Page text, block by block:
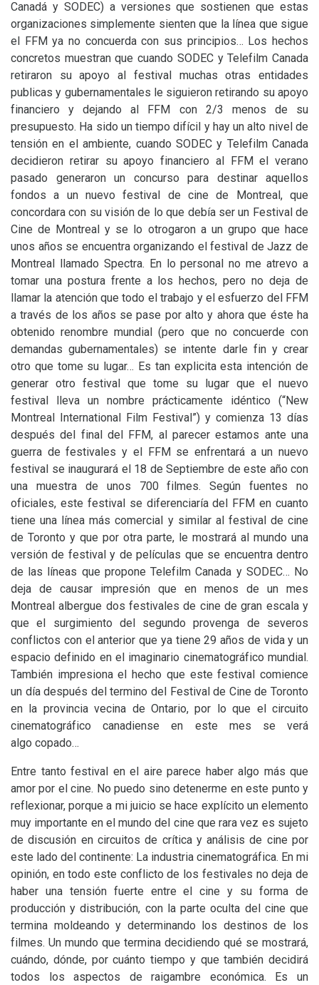
Canadá y SODEC) a versiones que sostienen que estas
organizaciones simplemente sienten que la línea que sigue
el FFMya no concuerda con sus principios… Los hechos
concretos muestran que cuando SODECy Telefilm Canada
retiraron su apoyo al festival muchas otras entidades
publicas y gubernamentales le siguieron retirando su apoyo
financiero y dejando al FFM con 2/3 menos de su
presupuesto. Ha sido un tiempo difícil y hay un alto nivel de
tensión en el ambiente, cuando SODECy Telefilm Canada
decidieron retirar su apoyo financiero al FFMel verano
pasado generaron un concurso para destinar aquellos
fondos a un nuevo festival de cine de Montreal, que
concordara con su visión de lo que debía ser un Festival de
Cine de Montreal y se lo otrogaron a un grupo que hace
unos años se encuentra organizando el festival de Jazz de
Montreal llamado Spectra. En lo personal no me atrevo a
tomar una postura frente a los hechos, pero no deja de
llamar la atención que todo el trabajo y el esfuerzo del FFM
a través de los años se pase por alto y ahora que éste ha
obtenido renombre mundial (pero que no concuerde con
demandas gubernamentales) se intente darle fin y crear
otro que tome su lugar… Es tan explicita esta intención de
generar otro festival que tome su lugar que el nuevo
festival lleva un nombre prácticamente idéntico (“New
Montreal International Film Festival”) y comienza 13 días
después del final del FFM, al parecer estamos ante una
guerra de festivales y el FFMse enfrentará a un nuevo
festival se inaugurará el 18 de Septiembre de este año con
una muestra de unos 700 filmes. Según fuentes no
oficiales, este festival se diferenciaría del FFM en cuanto
tiene una línea más comercial y similar al festival de cine
de Toronto y que por otra parte, le mostrará al mundo una
versión de festival y de películas que se encuentra dentro
de las líneas que propone Telefilm Canada y SODEC… No
deja de causar impresión que en menos de un mes
Montreal albergue dos festivales de cine de gran escala y
que el surgimiento del segundo provenga de severos
conflictos con el anterior que ya tiene 29 años de vida y un
espacio definido en el imaginario cinematográfico mundial.
También impresiona el hecho que este festival comience
un día después del termino del Festival de Cine de Toronto
en la provincia vecina de Ontario, por lo que el circuito
cinematográfico canadiense en este mes se verá
algo copado…
Entre tanto festival en el aire parece haber algo más que
amor por el cine. No puedo sino detenerme en este punto y
reflexionar, porque a mi juicio se hace explícito un elemento
muy importante en el mundo del cine que rara vez es sujeto
de discusión en circuitos de crítica y análisis de cine por
este lado del continente: La industria cinematográfica. En mi
opinión, en todo este conflicto de los festivales no deja de
haber una tensión fuerte entre el cine y su forma de
producción y distribución, con la parte oculta del cine que
termina moldeando y determinando los destinos de los
filmes. Un mundo que termina decidiendo qué se mostrará,
cuándo, dónde, por cuánto tiempo y que también decidirá
todos los aspectos de raigambre económica. Es un